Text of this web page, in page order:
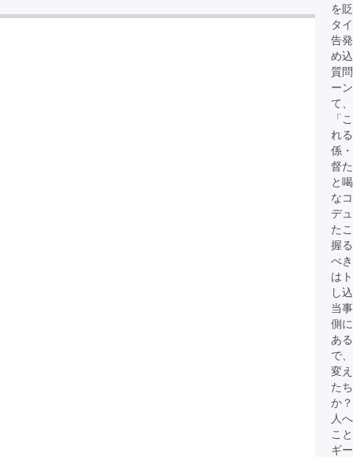
を
タ
告
め
質
ー
て
「
れ
係
督
と
な
デ
た
握
べ
は
し
当
側
あ
で
変
た
か
人
こ
ギ